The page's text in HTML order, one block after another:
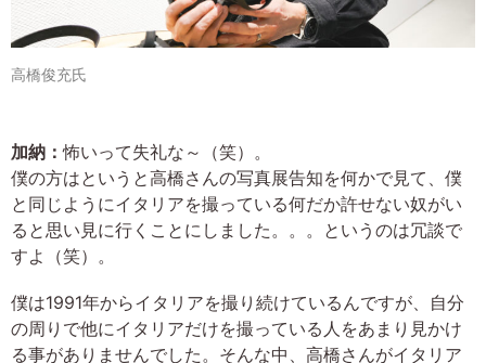
高橋俊充氏
加納：怖いって失礼な～（笑）。
僕の方はというと高橋さんの写真展告知を何かで見て、僕
と同じようにイタリアを撮っている何だか許せない奴がい
ると思い見に行くことにしました。。。というのは冗談で
すよ（笑）。
僕は1991年からイタリアを撮り続けているんですが、自分
の周りで他にイタリアだけを撮っている人をあまり見かけ
る事がありませんでした。そんな中、高橋さんがイタリア